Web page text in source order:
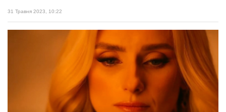
31 Травня 2023, 10:22